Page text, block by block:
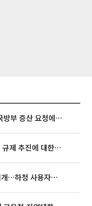
[특징주] “탄약 부족하다“ 美 국방부 증산 요청에⋯국내 방산주 급등세
[특징주] 美 중국산 광트랜시버 규제 추진에 대한광통신 등 광통신株 강세
현대차·기아, 이번 주 임단협 재개…하청 사용자성 재심도 ‘변수’